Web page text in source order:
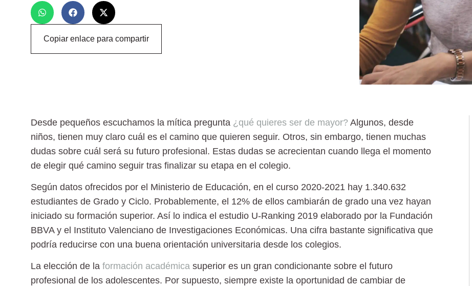
Copiar enlace para compartir
Desde pequeños escuchamos la mítica pregunta ¿qué quieres ser de mayor? Algunos, desde
niños, tienen muy claro cuál es el camino que quieren seguir. Otros, sin embargo, tienen muchas
dudas sobre cuál será su futuro profesional. Estas dudas se acrecientan cuando llega el momento
de elegir qué camino seguir tras finalizar su etapa en el colegio.
Según datos ofrecidos por el Ministerio de Educación, en el curso 2020-2021 hay 1.340.632
estudiantes de Grado y Ciclo. Probablemente, el 12% de ellos cambiarán de grado una vez hayan
iniciado su formación superior. Así lo indica el estudio U-Ranking 2019 elaborado por la Fundación
BBVA y el Instituto Valenciano de Investigaciones Económicas. Una cifra bastante significativa que
podría reducirse con una buena orientación universitaria desde los colegios.
La elección de la formación académica superior es un gran condicionante sobre el futuro
profesional de los adolescentes. Por supuesto, siempre existe la oportunidad de cambiar de